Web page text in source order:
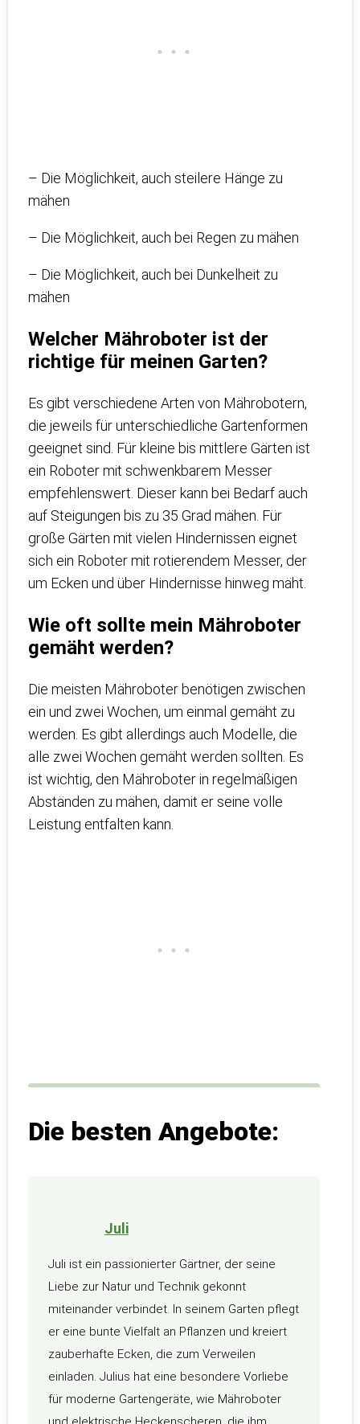
– Die Möglichkeit, auch steilere Hänge zu
mähen
– Die Möglichkeit, auch bei Regen zu mähen
– Die Möglichkeit, auch bei Dunkelheit zu
mähen
Welcher Mähroboter ist der
richtige für meinen Garten?
Es gibt verschiedene Arten von Mährobotern,
die jeweils für unterschiedliche Gartenformen
geeignet sind. Für kleine bis mittlere Gärten ist
ein Roboter mit schwenkbarem Messer
empfehlenswert. Dieser kann bei Bedarf auch
auf Steigungen bis zu 35 Grad mähen. Für
große Gärten mit vielen Hindernissen eignet
sich ein Roboter mit rotierendem Messer, der
um Ecken und über Hindernisse hinweg mäht.
Wie oft sollte mein Mähroboter
gemäht werden?
Die meisten Mähroboter benötigen zwischen
ein und zwei Wochen, um einmal gemäht zu
werden. Es gibt allerdings auch Modelle, die
alle zwei Wochen gemäht werden sollten. Es
ist wichtig, den Mähroboter in regelmäßigen
Abständen zu mähen, damit er seine volle
Leistung entfalten kann.
Die besten Angebote:
Juli
Juli ist ein passionierter Gärtner, der seine
Liebe zur Natur und Technik gekonnt
miteinander verbindet. In seinem Garten pflegt
er eine bunte Vielfalt an Pflanzen und kreiert
zauberhafte Ecken, die zum Verweilen
einladen. Julius hat eine besondere Vorliebe
für moderne Gartengeräte, wie Mähroboter